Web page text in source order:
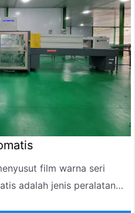
diikat dengan kuat,
dan cantik, menghemat
dirancang khusus untuk
anggur, bir, botol
yang stabil, kemasan
berfungsi sebagai
tinggi dituntut.
film warna seri
adalah jenis peralatan